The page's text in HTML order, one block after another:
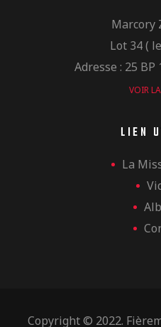
Marcory
Lot 34 (
Adresse : 25
VOIR
LIEN
La
Copyright © 2022.